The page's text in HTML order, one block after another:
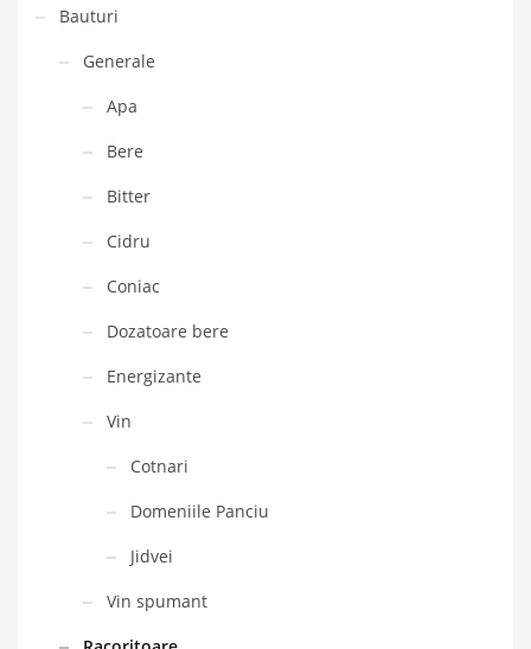
Bauturi
Generale
Apa
Bere
Bitter
Cidru
Coniac
Dozatoare bere
Energizante
Vin
Cotnari
Domeniile Panciu
Jidvei
Vin spumant